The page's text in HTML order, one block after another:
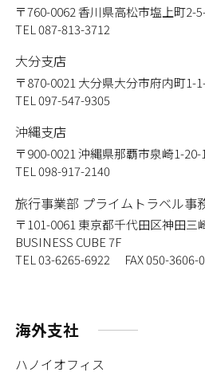
〒760-0062香川県高松市塩上町2-
TEL 087-813-3712
大分支店
〒870-0021 大分県大分市府内町1-
TEL 097-547-9305
沖縄支店
〒900-0021沖縄県那覇市泉崎1-20-
TEL 098-917-2140
旅行事業部 プライムトラベル事
〒101-0061東京都千代田区神田三
BUSINESS CUBE 7F
TEL 03-6265-6922 FAX 050-3606-
海外支社
ハノイオフィス